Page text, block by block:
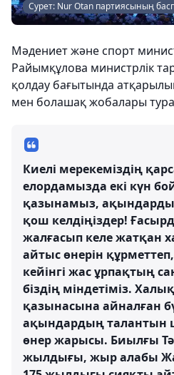
Сурет: Nur Otan партиясының
Мәдениет және спорт
Райымқұлова министрлік
қолдау бағытында
мен болашақ жобалары
Киелі мерекеміздің
елордамызда екі күн
қазынамыз,
қош келдіңіздер!
жалғасып келе жатқан
айтыс өнерін
кейінгі жас ұрпақтың
біздің міндетіміз.
қазынасына айналған
ақындардың талантын
өнер жарысы. Биылғы
жылдығы, жыр алабы